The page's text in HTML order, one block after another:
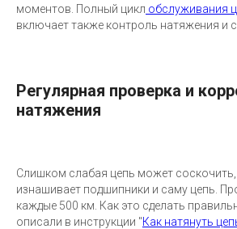
моментов. Полный цикл обслуживания
включает также контроль натяжения и
Регулярная проверка и
натяжения
Слишком слабая цепь может
изнашивает подшипники и саму цепь.
каждые 500 км. Как это сделать
описали в инструкции ''Как натянуть